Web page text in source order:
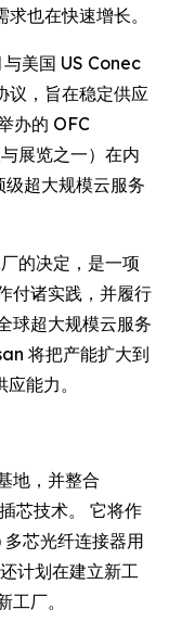
也在快速增长。
美国 US Conec
议，旨在稳定供应
办的 OFC
展览之一）在内
超大规模云服务
的决定，是一项
付诸实践，并履行
球超大规模云服务
将把产能扩大到
能力。
地，并整合
芯技术。 它将作
芯光纤连接器用
计划在建立新工
厂。